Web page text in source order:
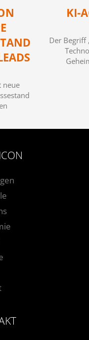
neue
KI-
Der Begriff